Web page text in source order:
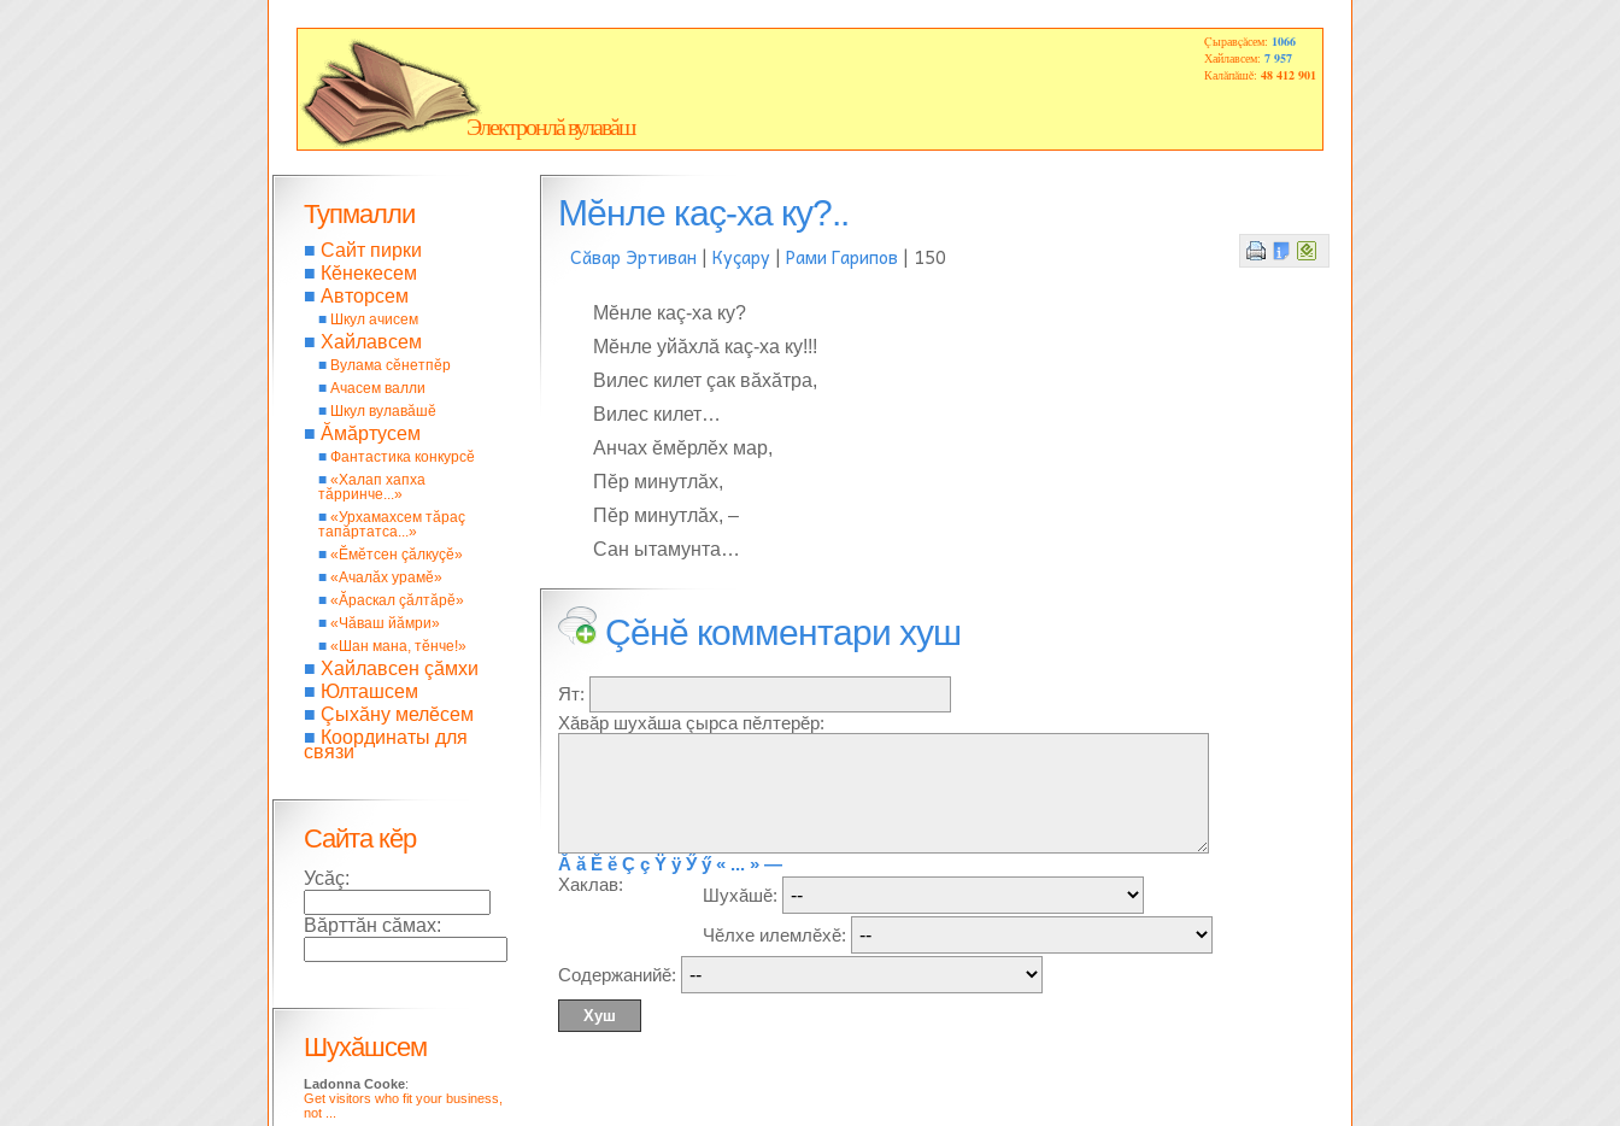
Электронлă вулавăш
Çыравçăсем: 1066
Хайлавсем: 7 957
Калăпăшĕ: 48 412 901
Мĕнле каç-ха ку?..
Сăвар Эртиван | Куçару | Рами Гарипов | 150
Мĕнле каç-ха ку?
Мĕнле уйăхлă каç-ха ку!!!
Вилес килет çак вăхăтра,
Вилес килет…
Анчах ĕмĕрлĕх мар,
Пĕр минутлăх,
Пĕр минутлăх, –
Сан ытамунта…
Çĕнĕ комментари хуш
Ят:
Хăвăр шухăша çырса пĕлтерĕр:
Ă ă Ĕ ĕ Ç ç Ÿ ÿ Ӳ ӳ « ... » —
Хаклав:
Шухăшĕ:
Чĕлхе илемлĕхĕ:
Содержанийĕ:
Тупмалли
■ Сайт пирки
■ Кĕнекесем
■ Авторсем
■ Шкул ачисем
■ Хайлавсем
■ Вулама сĕнетпĕр
■ Ачасем валли
■ Шкул вулавăшĕ
■ Ăмăртусем
■ Фантастика конкурсĕ
■ «Халап хапха
тăрринче...»
■ «Урхамахсем тăраç
тапăртатса...»
■ «Ĕмĕтсен çăлкуçĕ»
■ «Ачалăх урамĕ»
■ «Ăраскал çăлтăрĕ»
■ «Чăваш йăмри»
■ «Шан мана, тĕнче!»
■ Хайлавсен çăмхи
■ Юлташсем
■ Çыхăну мелĕсем
■ Координаты для
связи
Сайта кĕр
Усăç:
Вăрттăн сăмах:
Шухăшсем
Ladonna Cooke:
Get visitors who fit your business,
not ...